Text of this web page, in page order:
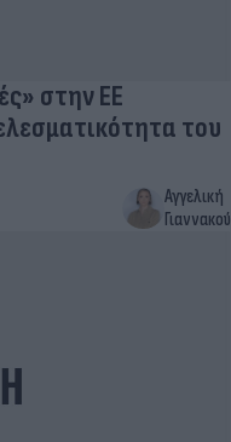
στην ΕΕ
του
Αγγελική
Γιαννακού